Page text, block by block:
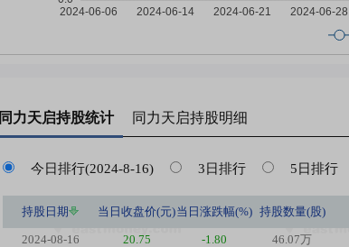
同力天启持股统计 同力天启持股明细
今日排行(2024-8-16) 3日排行 5日排行
持股日期 当日收盘价(元)当日涨跌幅(%) 持股数量(股)
2024-08-16 20.75 -1.80 46.07万